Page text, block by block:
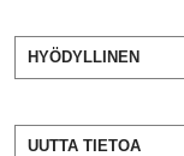
HYÖDYLLINEN
UUTTA TIETOA